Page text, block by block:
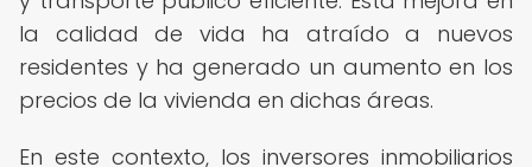
la calidad de vida ha atraído a nuevos
residentes y ha generado un aumento en los
precios de la vivienda en dichas áreas.
En este contexto, los inversores inmobiliarios